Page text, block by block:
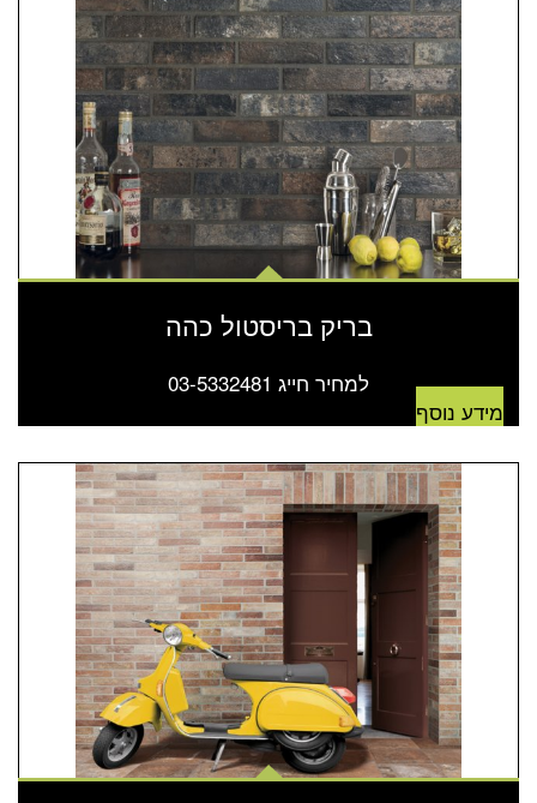
בריק בריסטול כהה
למחיר חייג 03-5332481
מידע נוסף